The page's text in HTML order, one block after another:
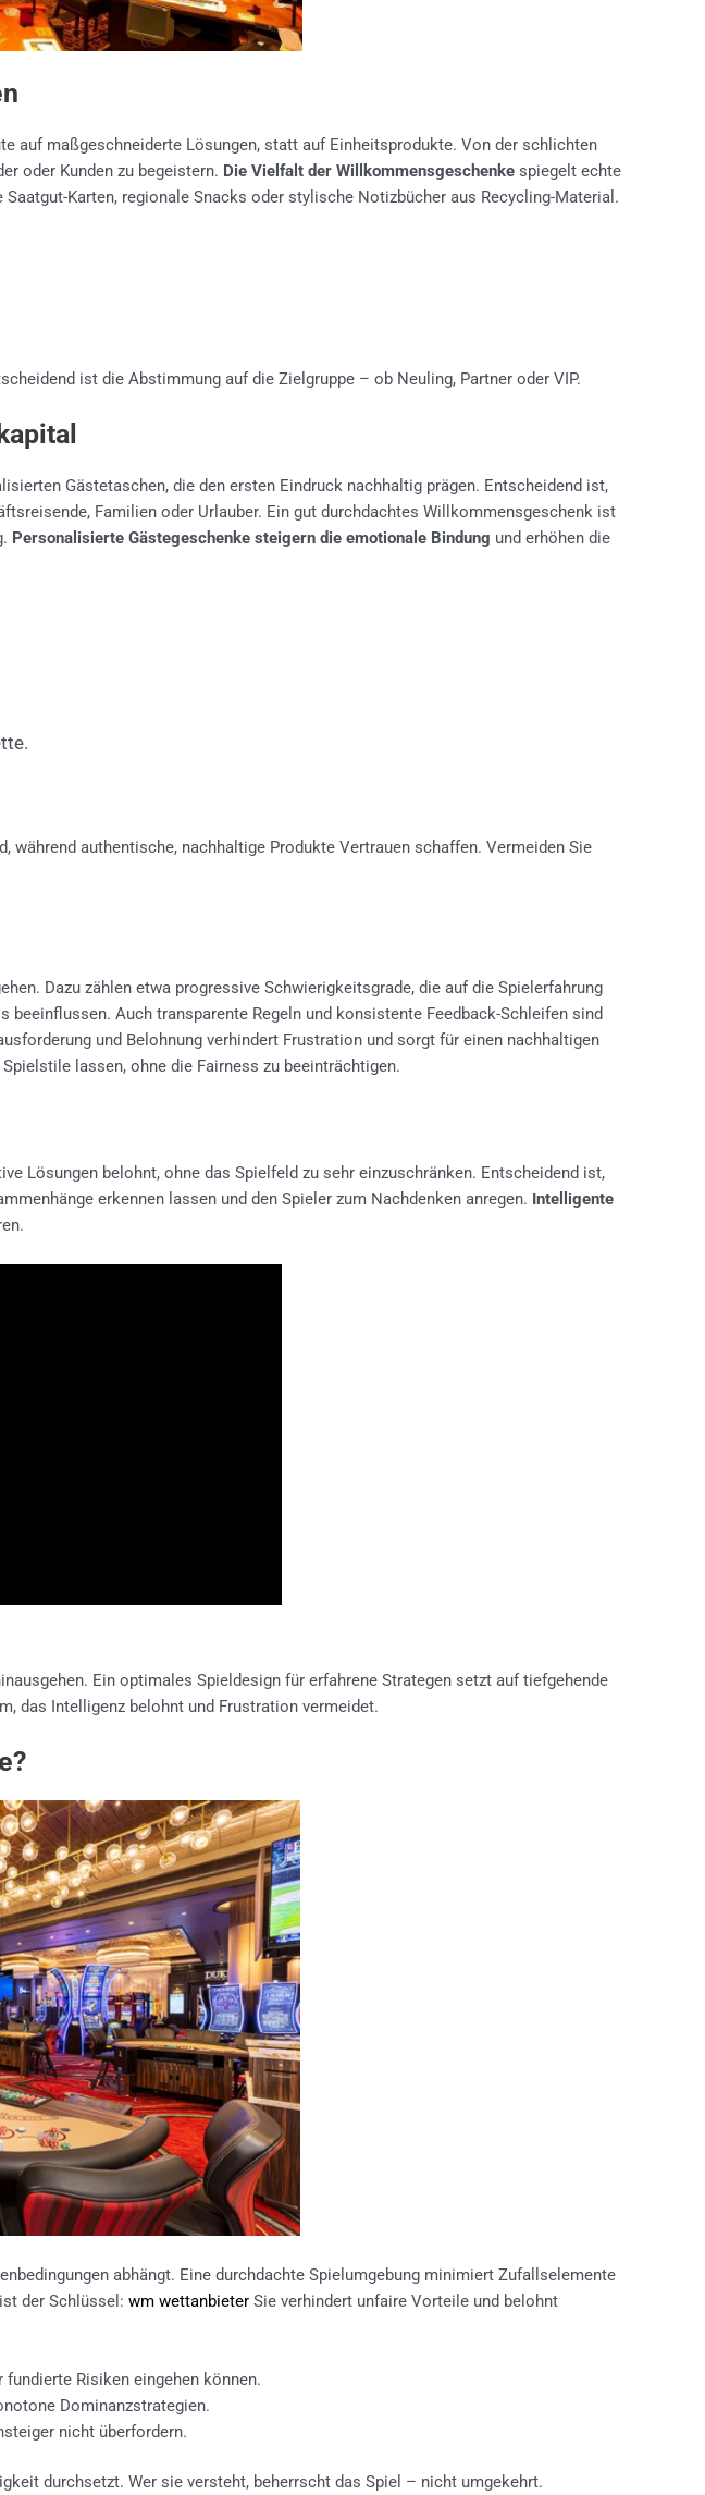
auf maßgeschneiderte Lösungen, statt auf Einheitsprodukte. Von der schlichten
oder Kunden zu begeistern. Die Vielfalt der Willkommensgeschenke spiegelt echte
Karten, regionale Snacks oder stylische Notizbücher aus Recycling-Material.
ist die Abstimmung auf die Zielgruppe – ob Neuling, Partner oder VIP.
Gästetaschen, die den ersten Eindruck nachhaltig prägen. Entscheidend ist,
Familien oder Urlauber. Ein gut durchdachtes Willkommensgeschenk ist
Personalisierte Gästegeschenke steigern die emotionale Bindung und erhöhen die
authentische, nachhaltige Produkte Vertrauen schaffen. Vermeiden Sie
Dazu zählen etwa progressive Schwierigkeitsgrade, die auf die Spielerfahrung
Auch transparente Regeln und konsistente Feedback-Schleifen sind
und Belohnung verhindert Frustration und sorgt für einen nachhaltigen
lassen, ohne die Fairness zu beeinträchtigen.
Lösungen belohnt, ohne das Spielfeld zu sehr einzuschränken. Entscheidend ist,
erkennen lassen und den Spieler zum Nachdenken anregen. Intelligente
Ein optimales Spieldesign für erfahrene Strategen setzt auf tiefgehende
das Intelligenz belohnt und Frustration vermeidet.
abhängt. Eine durchdachte Spielumgebung minimiert Zufallselemente
ist der Schlüssel: wm wettanbieter Sie verhindert unfaire Vorteile und belohnt
Risiken eingehen können.
Dominanzstrategien.
nicht überfordern.
durchsetzt. Wer sie versteht, beherrscht das Spiel – nicht umgekehrt.